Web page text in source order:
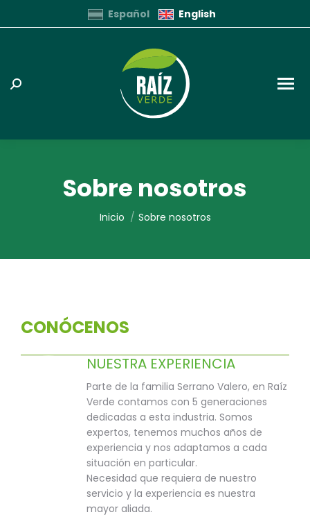
Español English
Buscar:
Sobre nosotros
Estás aquí:
Inicio Sobre nosotros
CONÓCENOS
NUESTRA EXPERIENCIA
Parte de la familia Serrano Valero, en Raíz
Verde contamos con 5 generaciones
dedicadas a esta industria. Somos
expertos, tenemos muchos años de
experiencia y nos adaptamos a cada
situación en particular.
Necesidad que requiera de nuestro
servicio y la experiencia es nuestra
mayor aliada.